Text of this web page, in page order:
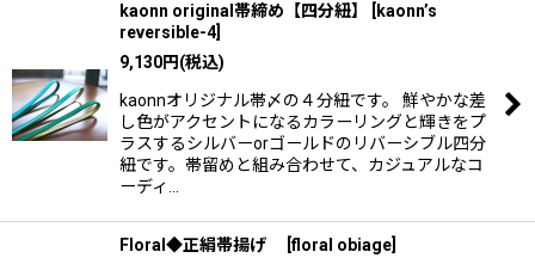
kaonn original帯締め【四分紐】
kaonn’s
reversible-4]
9,130円(税込)
kaonnオリジナル帯〆の４分紐です。 鮮やかな差
し色がアクセントになるカラーリングと輝きをプ
ラスするシルバーorゴールドのリバーシブル四分
紐です。帯留めと組み合わせて、カジュアルなコ
ーディ…
Floral◆正絹帯揚げ [floral obiage